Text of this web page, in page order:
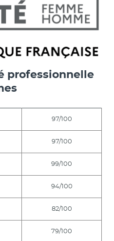
professionnelle
97/100
97/100
99/100
94/100
82/100
79/100